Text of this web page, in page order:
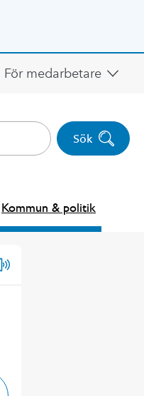
För medarbetare
Sök
Kommun & politik